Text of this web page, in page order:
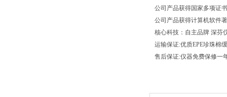
公司产品获得国家多项证书
公司产品获得计算机软件
核心科技：自主品牌 深芬
运输保证:优质EPE珍珠棉
售后保证:仪器免费保修一